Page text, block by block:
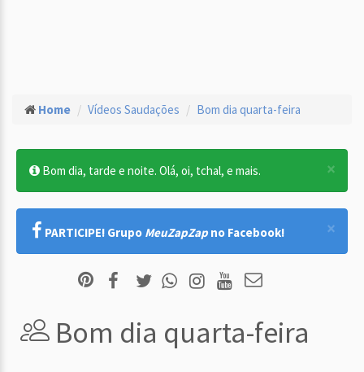
Home Vídeos Saudações Bom dia quarta-feira
×
Bom dia, tarde e noite. Olá, oi, tchal, e mais.
×
PARTICIPE! Grupo MeuZapZap no Facebook!
Bom dia quarta-feira